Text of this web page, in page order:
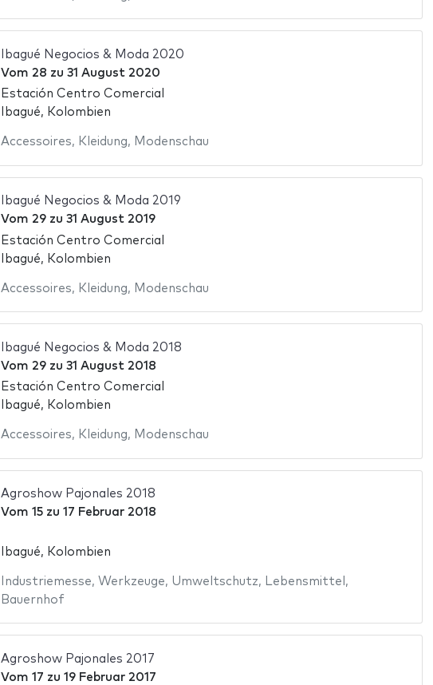
Ibagué Negocios & Moda 2020
Vom 28 zu 31 August 2020
Estación Centro Comercial
Ibagué, Kolombien
Accessoires, Kleidung, Modenschau
Ibagué Negocios & Moda 2019
Vom 29zu 31 August 2019
Estación Centro Comercial
Ibagué, Kolombien
Accessoires, Kleidung, Modenschau
Ibagué Negocios & Moda 2018
Vom 29zu 31 August 2018
Estación Centro Comercial
Ibagué, Kolombien
Accessoires, Kleidung, Modenschau
Agroshow Pajonales 2018
Vom 15zu 17 Februar 2018
Ibagué, Kolombien
Industriemesse, Werkzeuge, Umweltschutz, Lebensmittel ,
Bauernhof
Agroshow Pajonales 2017
Vom 17 zu 19 Februar 2017